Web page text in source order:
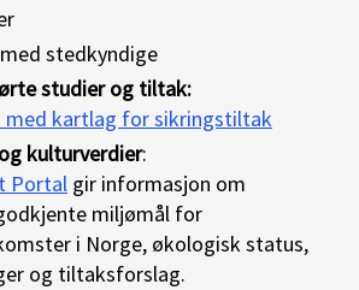
stedkyndige
studier og tiltak:
med kartlag for sikringstiltak
kulturverdier:
Portal gir informasjon om
miljømål for
i Norge, økologisk status,
og tiltaksforslag.